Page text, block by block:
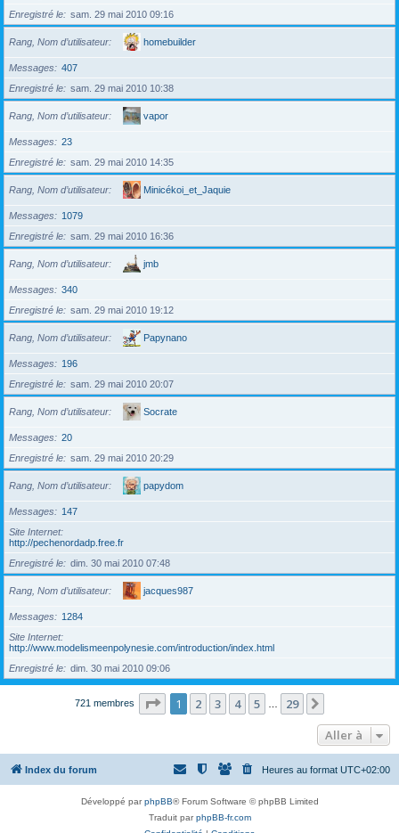
Enregistré le
sam. 29 mai 2010 09:16
Rang, Nom d’utilisateur homebuilder
Messages
407
Enregistré le
sam. 29 mai 2010 10:38
Rang, Nom d’utilisateur vapor
Messages
23
Enregistré le
sam. 29 mai 2010 14:35
Rang, Nom d’utilisateur Minicékoi_et_Jaquie
Messages
1079
Enregistré le
sam. 29 mai 2010 16:36
Rang, Nom d’utilisateur jmb
Messages
340
Enregistré le
sam. 29 mai 2010 19:12
Rang, Nom d’utilisateur Papynano
Messages
196
Enregistré le
sam. 29 mai 2010 20:07
Rang, Nom d’utilisateur Socrate
Messages
20
Enregistré le
sam. 29 mai 2010 20:29
Rang, Nom d’utilisateur papydom
Messages
147
Site Internet
http://pechenordadp.free.fr
Enregistré le
dim. 30 mai 2010 07:48
Rang, Nom d’utilisateur jacques987
Messages
1284
Site Internet
http://www.modelismeenpolynesie.com/introduction/index.html
Enregistré le
dim. 30 mai 2010 09:06
721 membres Page 1sur
1 2 3 4 5 29
Aller à
Index du forum Heures au format UTC+02:00
Développé parphpBB® Forum Software © phpBB Limited
Traduit parphpBB-fr.com